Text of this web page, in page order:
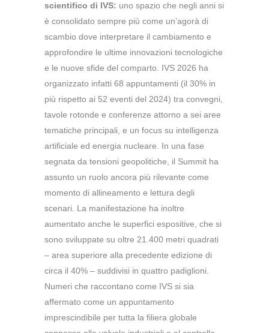
scientifico di IVS: uno spazio che negli anni si
è consolidato sempre più come un’agorà di
scambio dove interpretare il cambiamento e
approfondire le ultime innovazioni tecnologiche
e le nuove sfide del comparto. IVS 2026 ha
organizzato infatti 68 appuntamenti (il 30% in
più rispetto ai 52 eventi del 2024) tra convegni,
tavole rotonde e conferenze attorno a sei aree
tematiche principali, e un focus su intelligenza
artificiale ed energia nucleare. In una fase
segnata da tensioni geopolitiche, il Summit ha
assunto un ruolo ancora più rilevante come
momento di allineamento e lettura degli
scenari. La manifestazione ha inoltre
aumentato anche le superfici espositive, che si
sono sviluppate su oltre 21.400 metri quadrati
– area superiore alla precedente edizione di
circa il 40% – suddivisi in quattro padiglioni.
Numeri che raccontano come IVS si sia
affermato come un appuntamento
imprescindibile per tutta la filiera globale